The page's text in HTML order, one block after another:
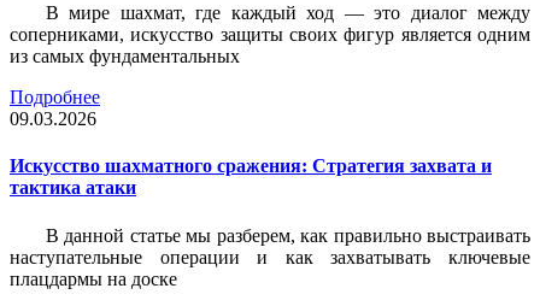
В мире шахмат, где каждый ход — это диалог между
соперниками, искусство защиты своих фигур является одним
из самых фундаментальных
Подробнее
09.03.2026
Искусство шахматного сражения: Стратегия захвата и
тактика атаки
В данной статье мы разберем, как правильно выстраивать
наступательные операции и как захватывать ключевые
плацдармы на доске